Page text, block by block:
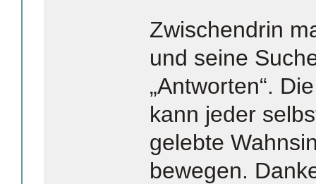
Zwischendrin
und seine
„Antworten“.
kann jeder
gelebte
bewegen.